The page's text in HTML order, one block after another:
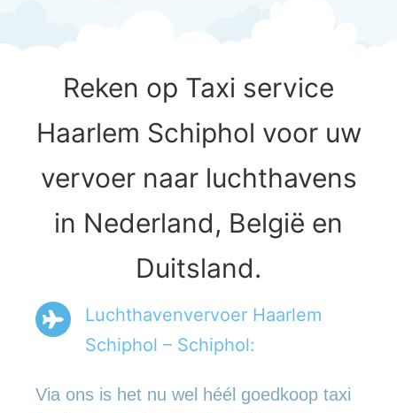
Reken op Taxi service
Haarlem Schiphol voor uw
vervoer naar luchthavens
in Nederland, België en
Duitsland.
Luchthavenvervoer Haarlem
Schiphol – Schiphol:
Via ons is het nu wel héél goedkoop taxi